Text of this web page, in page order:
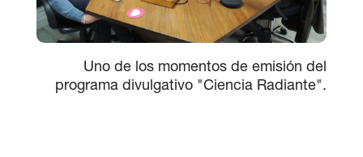
Uno de los momentos de emisión del
programa divulgativo "Ciencia Radiante".